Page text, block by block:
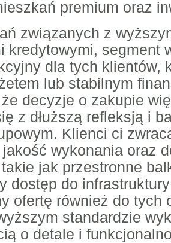
premium oraz
związanych z
kredytowymi, segment
dla tych klientów,
lub stabilnym
decyzje o zakupie
z dłuższą refleksją i
Klienci ci
wykonania oraz
jak przestronne
dostęp do
ofertę również do tych
standardzie
o detale i